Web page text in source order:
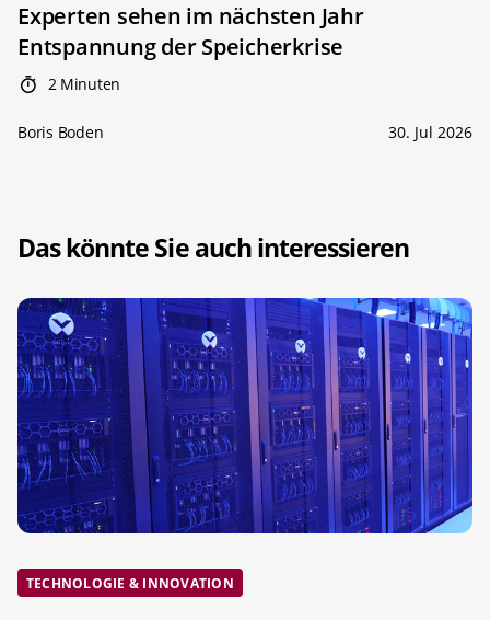
Experten sehen im nächsten Jahr
Entspannung der Speicherkrise
2 Minuten
Boris Boden 30. Jul 2026
Das könnte Sie auch interessieren
TECHNOLOGIE & INNOVATION